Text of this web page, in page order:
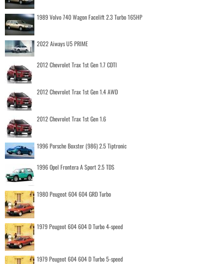
1989 Volvo 740 Wagon Facelift 2.3 Turbo 165HP
2022 Aiways U5 PRIME
2012 Chevrolet Trax 1st Gen 1.7 CDTI
2012 Chevrolet Trax 1st Gen 1.4 AWD
2012 Chevrolet Trax 1st Gen 1.6
1996 Porsche Boxster (986) 2.5 Tiptronic
1996 Opel Frontera A Sport 2.5 TDS
1980 Peugeot 604 604 GRD Turbo
1979 Peugeot 604 604 D Turbo 4-speed
1979 Peugeot 604 604 D Turbo 5-speed